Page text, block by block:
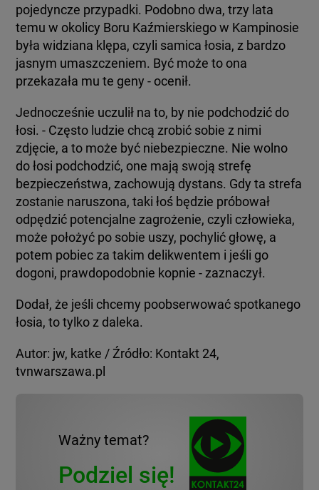
pojedyncze przypadki. Podobno dwa, trzy lata
temu w okolicy Boru Kaźmierskiego w Kampinosie
była widziana klępa, czyli samica łosia, z bardzo
jasnym umaszczeniem. Być może to ona
przekazała mu te geny - ocenił.
Jednocześnie uczulił na to, by nie podchodzić do
łosi. - Często ludzie chcą zrobić sobie z nimi
zdjęcie, a to może być niebezpieczne. Nie wolno
do łosi podchodzić, one mają swoją strefę
bezpieczeństwa, zachowują dystans. Gdy ta strefa
zostanie naruszona, taki łoś będzie próbował
odpędzić potencjalne zagrożenie, czyli człowieka,
może położyć po sobie uszy, pochylić głowę, a
potem pobiec za takim delikwentem i jeśli go
dogoni, prawdopodobnie kopnie - zaznaczył.
Dodał, że jeśli chcemy poobserwować spotkanego
łosia, to tylko z daleka.
Autor: jw, katke / Źródło: Kontakt 24,
tvnwarszawa.pl
Ważny temat?
Podziel się!